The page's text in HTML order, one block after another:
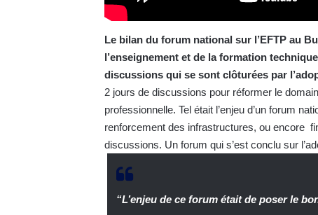
Le bilan du forum national sur l’EFTP au
l’enseignement et de la formation
discussions qui se sont clôturées par
2 jours de discussions pour réformer le
professionnelle. Tel était l’enjeu d’un forum
renforcement des infrastructures, ou encore
discussions. Un forum qui s’est conclu sur
“L’enjeu de ce forum était de poser le